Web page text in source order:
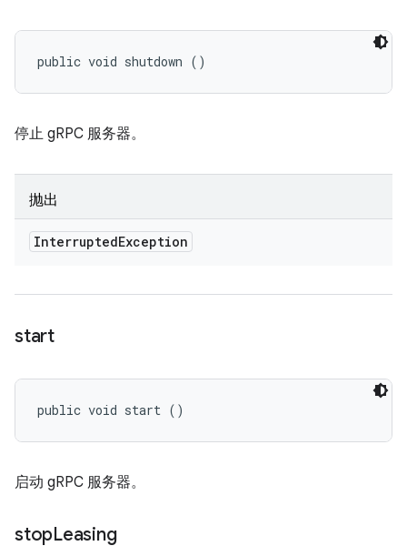
public void shutdown ()
停止 gRPC 服务器。
抛出
InterruptedException
start
public void start ()
启动 gRPC 服务器。
stopLeasing